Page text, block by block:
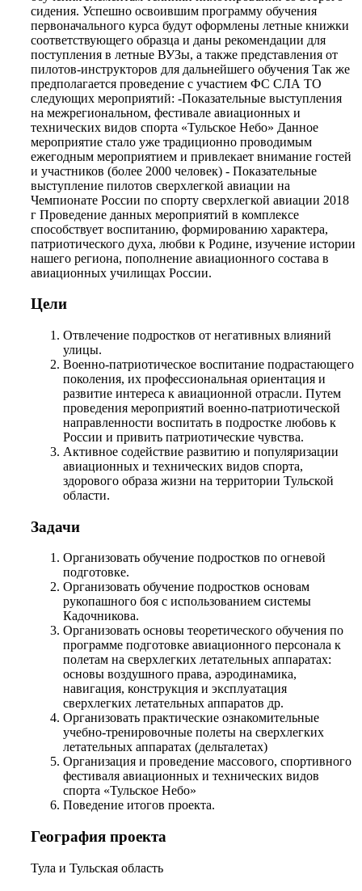
сидения. Успешно освоившим программу обучения
первоначального курса будут оформлены летные книжки
соответствующего образца и даны рекомендации для
поступления в летные ВУЗы, а также представления от
пилотов-инструкторов для дальнейшего обучения Так же
предполагается проведение с участием ФС СЛА ТО
следующих мероприятий: -Показательные выступления
на межрегиональном, фестивале авиационных и
технических видов спорта «Тульское Небо» Данное
мероприятие стало уже традиционно проводимым
ежегодным мероприятием и привлекает внимание гостей
и участников (более 2000 человек) - Показательные
выступление пилотов сверхлегкой авиации на
Чемпионате России по спорту сверхлегкой авиации 2018
г Проведение данных мероприятий в комплексе
способствует воспитанию, формированию характера,
патриотического духа, любви к Родине, изучение истории
нашего региона, пополнение авиационного состава в
авиационных училищах России.
Цели
Отвлечение подростков от негативных влияний
улицы.
Военно-патриотическое воспитание подрастающего
поколения, их профессиональная ориентация и
развитие интереса к авиационной отрасли. Путем
проведения мероприятий военно-патриотической
направленности воспитать в подростке любовь к
России и привить патриотические чувства.
Активное содействие развитию и популяризации
авиационных и технических видов спорта,
здорового образа жизни на территории Тульской
области.
Задачи
Организовать обучение подростков по огневой
подготовке.
Организовать обучение подростков основам
рукопашного боя с использованием системы
Кадочникова.
Организовать основы теоретического обучения по
программе подготовке авиационного персонала к
полетам на сверхлегких летательных аппаратах:
основы воздушного права, аэродинамика,
навигация, конструкция и эксплуатация
сверхлегких летательных аппаратов др.
Организовать практические ознакомительные
учебно-тренировочные полеты на сверхлегких
летательных аппаратах (дельталетах)
Организация и проведение массового, спортивного
фестиваля авиационных и технических видов
спорта «Тульское Небо»
Поведение итогов проекта.
География проекта
Тула и Тульская область